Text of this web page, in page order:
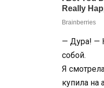
— Дура! —
собой.
Я
купила на